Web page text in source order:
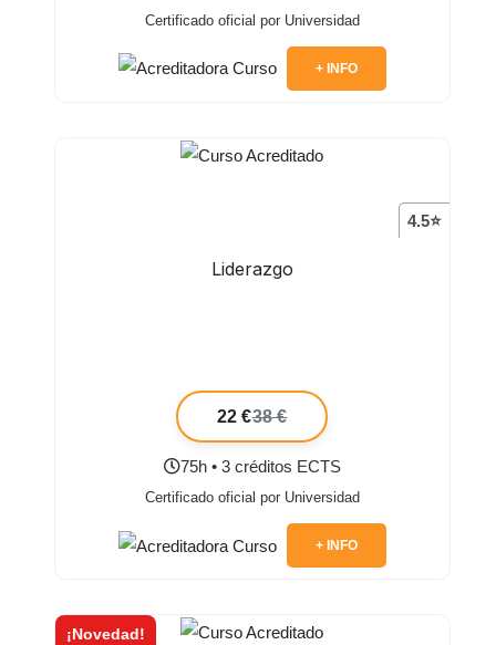
Certificado oficial por Universidad
+ INFO
4.5⭐
Liderazgo
22 €38 €
75h • 3 créditos ECTS
Certificado oficial por Universidad
+ INFO
¡Novedad!